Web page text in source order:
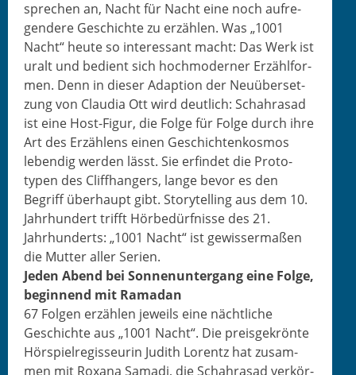
sprechen an, Nacht für Nacht eine noch aufre­
gen­dere Geschichte zu erzählen. Was „1001
Nacht“ heute so inter­es­sant macht: Das Werk ist
uralt und bedi­ent sich hochmod­ern­er Erzählfor­
men. Denn in dieser Adap­tion der Neuüber­set­
zung von Clau­dia Ott wird deut­lich: Schahrasad
ist eine Host-Fig­ur, die Folge für Folge durch ihre
Art des Erzäh­lens einen Geschicht­enkos­mos
lebendig wer­den lässt. Sie erfind­et die Pro­to­
typen des Cliffhang­ers, lange bevor es den
Begriff über­haupt gibt. Sto­ry­telling aus dem 10.
Jahrhun­dert trifft Hörbedürfnisse des 21.
Jahrhun­derts: „1001 Nacht“ ist gewis­ser­maßen
die Mut­ter aller Serien.
Jeden Abend bei Son­nenun­ter­gang eine Folge,
begin­nend mit Ramadan
67 Fol­gen erzählen jew­eils eine nächtliche
Geschichte aus „1001 Nacht“. Die preis­gekrönte
Hör­spiel­regis­seurin Judith Lorentz hat zusam­
men mit Rox­ana Sama­di, die Schahrasad verkör­